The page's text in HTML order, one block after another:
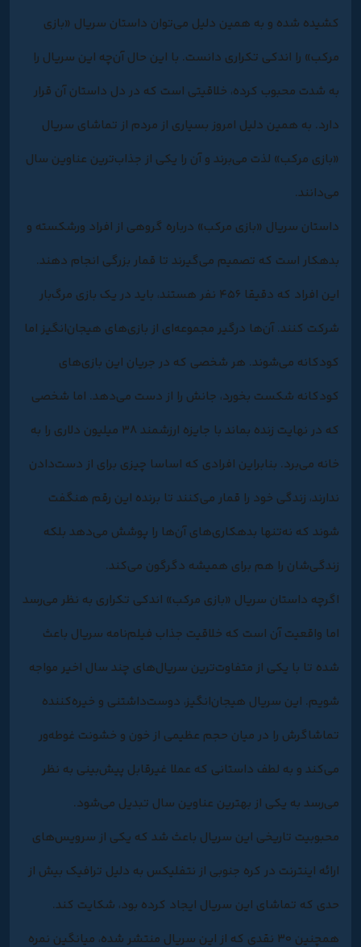
کشیده شده و به همین دلیل می‌توان داستان سریال «بازی
مرکب» را اندکی تکراری دانست. با این حال آن‌چه این سریال را
به شدت محبوب کرده، خلاقیتی است که در دل داستان آن قرار
دارد. به همین دلیل امروز بسیاری از مردم از تماشای سریال
«بازی مرکب» لذت می‌برند و آن را یکی از جذاب‌ترین عناوین سال
می‌دانند.
داستان سریال «بازی مرکب» درباره گروهی از افراد ورشکسته و
بدهکار است که تصمیم می‌گیرند تا قمار بزرگی انجام دهند.
این افراد که دقیقا ۴۵۶ نفر هستند، باید در یک بازی مرگ‌بار
شرکت کنند. آن‌ها درگیر مجموعه‌ای از بازی‌های هیجان‌انگیز اما
کودکانه می‌شوند. هر شخصی که در جریان این بازی‌های
کودکانه شکست بخورد، جانش را از دست می‌دهد. اما شخصی
که در نهایت زنده بماند با جایزه ارزشمند ۳۸ میلیون دلاری را به
خانه می‌برد. بنابراین افرادی که اساسا چیزی برای از دست‌دادن
ندارند، زندگی خود را قمار می‌کنند تا برنده این رقم هنگفت
شوند که نه‌تنها بدهکاری‌های آن‌ها را پوشش می‌دهد بلکه
زندگی‌شان را هم برای همیشه دگرگون می‌کند.
اگرچه داستان سریال «بازی مرکب» اندکی تکراری به نظر می‌رسد
اما واقعیت آن است که خلاقیت جذاب فیلم‌نامه سریال باعث
شده تا با یکی از متفاوت‌ترین سریال‌های چند سال اخیر مواجه
شویم. این سریال هیجان‌انگیز، دوست‌داشتنی و خیره‌کننده
تماشاگرش را در میان حجم عظیمی از خون و خشونت غوطه‌ور
می‌کند و به لطف داستانی که عملا غیرقابل پیش‌بینی به نظر
می‌رسد به یکی از بهترین عناوین سال تبدیل می‌شود.
محبوبیت تاریخی این سریال باعث شد که یکی از سرویس‌های
ارائه اینترنت در کره جنوبی از نتفلیکس به دلیل ترافیک بیش از
حدی که تماشای این سریال ایجاد کرده بود، شکایت کند.
همچنین ۳۰ نقدی که از این سریال منتشر شده، میانگین نمره